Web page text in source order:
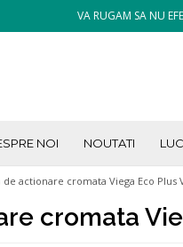
VA RUGAM SA NU
NOI NOUTATI
de actionare cromata Viega Eco
cromata